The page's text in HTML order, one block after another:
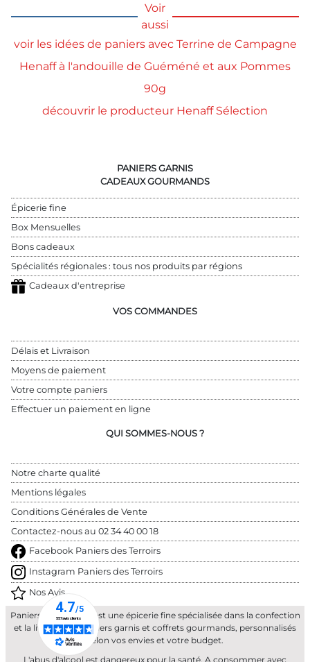
Voir
aussi
voir les idées de paniers avec Terrine de Campagne
Henaff à l'andouille de Guéméné et aux Pommes
90g
découvrir le producteur Henaff Sélection
PANIERS GARNIS
CADEAUX GOURMANDS
Épicerie fine
Box Mensuelles
Bons cadeaux
Spécialités régionales : tous nos produits par régions
Cadeaux d'entreprise
VOS COMMANDES
Délais et Livraison
Moyens de paiement
Votre compte paniers
Effectuer un paiement en ligne
QUI SOMMES-NOUS ?
Notre charte qualité
Mentions légales
Conditions Générales de Vente
Contactez-nous au 02 34 40 00 18
Facebook Paniers des Terroirs
Instagram Paniers des Terroirs
Nos Avis
Paniers des Terroirs est une épicerie fine spécialisée dans la confection
et la livraison de paniers garnis et coffrets gourmands, personnalisés
selon vos envies et votre budget.
L'abus d'alcool est dangereux pour la santé. A consommer avec